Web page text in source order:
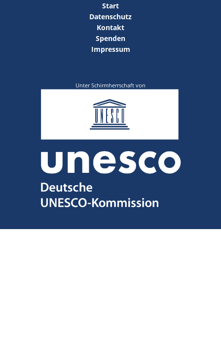
Start
Datenschutz
Kontakt
Spenden
Impressum
Unter Schirmherrschaft von